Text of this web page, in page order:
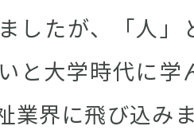
したが、「人」
と大学時代に学
業界に飛び込み